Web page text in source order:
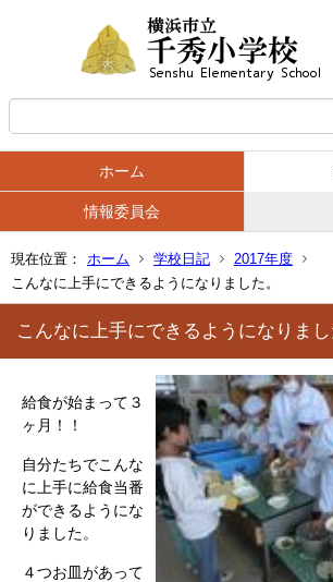
ホーム
情報委員会
現在位置： ホーム 学校日記
2017年度
こんなに上手にできるようになりました。
こんなに上手にできるようになりまし
給食が始まって３
ヶ月！！
自分たちでこんな
に上手に給食当番
ができるようにな
りました。
４つお皿があって